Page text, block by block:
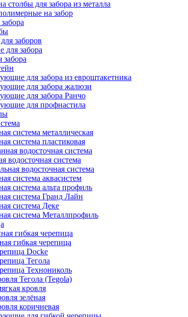
столбы для забора из металла
на забор
заборов
забора
забора
для забора из евроштакетника
для забора жалюзи
для забора Ранчо
для профнастила
система металлическая
система пластиковая
водосточная система
водосточная система
водосточная система
система аквасистем
система альта профиль
система Гранд Лайн
система Деке
система Металлпрофиль
гибкая черепица
гибкая черепица
Docke
Тегола
Технониколь
Тегола (Tegola)
кровля
зелёная
коричневая